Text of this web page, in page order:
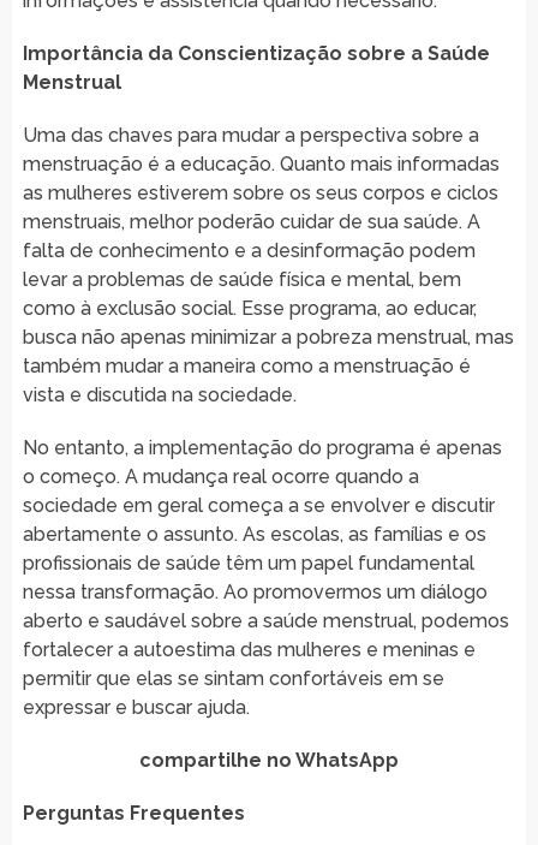
Importância da Conscientização sobre a Saúde
Menstrual
Uma das chaves para mudar a perspectiva sobre a
menstruação é a educação. Quanto mais informadas
as mulheres estiverem sobre os seus corpos e ciclos
menstruais, melhor poderão cuidar de sua saúde. A
falta de conhecimento e a desinformação podem
levar a problemas de saúde física e mental, bem
como à exclusão social. Esse programa, ao educar,
busca não apenas minimizar a pobreza menstrual, mas
também mudar a maneira como a menstruação é
vista e discutida na sociedade.
No entanto, a implementação do programa é apenas
o começo. A mudança real ocorre quando a
sociedade em geral começa a se envolver e discutir
abertamente o assunto. As escolas, as famílias e os
profissionais de saúde têm um papel fundamental
nessa transformação. Ao promovermos um diálogo
aberto e saudável sobre a saúde menstrual, podemos
fortalecer a autoestima das mulheres e meninas e
permitir que elas se sintam confortáveis em se
expressar e buscar ajuda.
compartilhe no WhatsApp
Perguntas Frequentes